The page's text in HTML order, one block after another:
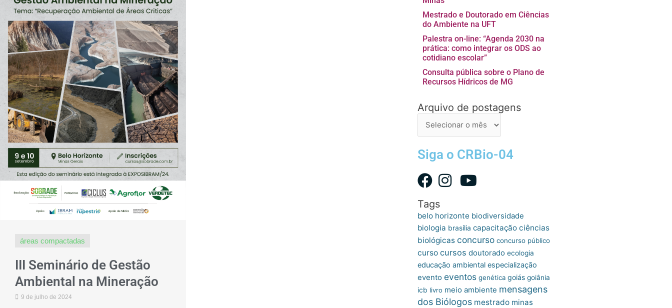
áreas compactadas
III Seminário de Gestão
Ambiental na Mineração
9 de julho de 2024
Mestrado e Doutorado em Ciências
do Ambiente na UFT
Palestra on-line: “Agenda 2030 na
prática: como integrar os ODS ao
cotidiano escolar”
Consulta pública sobre o Plano de
Recursos Hídricos de MG
Arquivo de postagens
Arquivo
postagens
Siga o CRBio-04
Tags
belo horizonte biodiversidade
biologia brasília capacitação ciências
biológicas concurso concurso público
curso cursos doutorado ecologia
educação ambiental especialização
evento eventos genética goiás goiânia
icb livro meio ambiente mensagens
dos Biólogos mestrado minas